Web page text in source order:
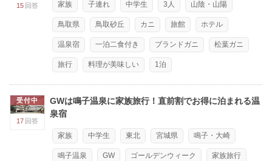
15 回答 家族 子連れ 中学生 3人 山陰・山陽
鳥取県 鳥取砂丘 カニ 旅館 ホテル
温泉宿 一泊二食付き ブランドガニ 松葉ガニ
旅行 料理が美味しい 1泊
受付中
17 回答
GWは鳴子温泉に家族旅行！直前割でお得に泊まれる温
泉宿
家族 中学生 東北 宮城県 鳴子・大崎
鳴子温泉 GW ゴールデンウィーク 家族旅行